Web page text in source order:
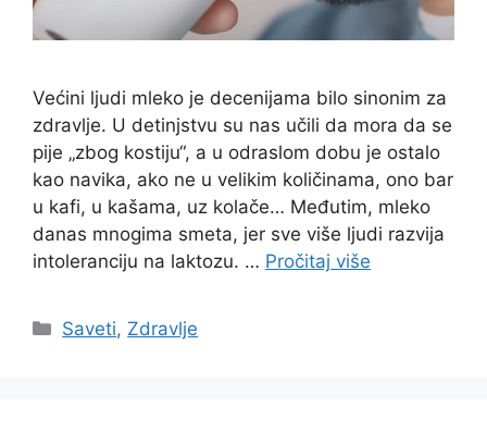
Većini ljudi mleko je decenijama bilo sinonim za
zdravlje. U detinjstvu su nas učili da mora da se
pije „zbog kostiju“, a u odraslom dobu je ostalo
kao navika, ako ne u velikim količinama, ono bar
u kafi, u kašama, uz kolače… Međutim, mleko
danas mnogima smeta, jer sve više ljudi razvija
intoleranciju na laktozu. … Pročitaj više
Categories
Saveti, Zdravlje